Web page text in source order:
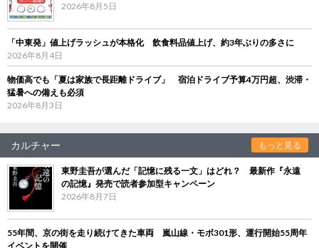
2026年8月5日
「中東発」値上げラッシュが本格化 飲食料品値上げ、約3年ぶりの多さに
2026年8月4日
物価高でも「夏は家族で長距離ドライブ」 宿泊ドライブ予算4万円超、渋滞・
猛暑への備えも必須
2026年8月3日
カルチャー もっと見る
東野圭吾が選んだ「記憶に残る一文」はどれ？ 最新作『永遠
の記憶』発売で読者参加型キャンペーン
2026年8月7日
55年間、京の街を走り続けてきた車両 嵐山線・モボ301形、運行開始55周年
イベントを開催